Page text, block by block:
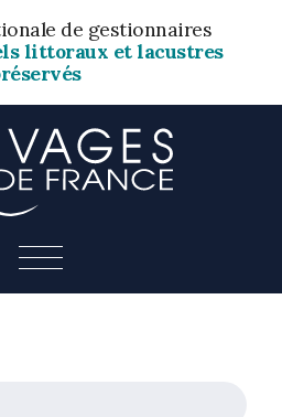
de gestionnaires
littoraux et lacustres